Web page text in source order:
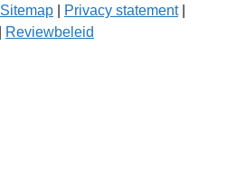
Sitemap Privacy statement|
Reviewbeleid